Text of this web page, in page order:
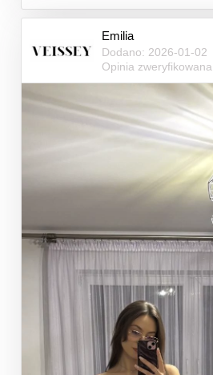
Emilia
Dodano: 2026-01-02
Opinia zweryfikowana